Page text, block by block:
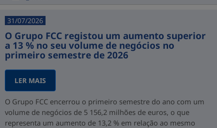
31/07/2026
O Grupo FCC registou um aumento superior
a 13 % no seu volume de negócios no
primeiro semestre de 2026
LER MAIS
O Grupo FCC encerrou o primeiro semestre do ano com um
volume de negócios de 5 156,2 milhões de euros, o que
representa um aumento de 13,2 % em relação ao mesmo